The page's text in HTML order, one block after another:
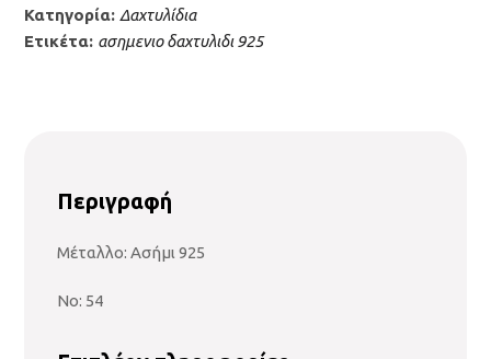
Κατηγορία: Δαχτυλίδια
Ετικέτα: ασημενιο δαχτυλιδι 925
Περιγραφή
Μέταλλο: Ασήμι 925
No: 54